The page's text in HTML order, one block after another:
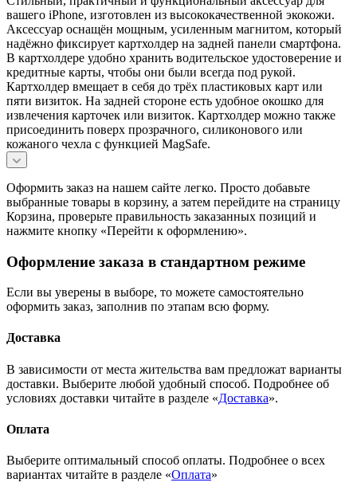
вашего iPhone, изготовлен из высококачественной экокожи.
Аксессуар оснащён мощным, усиленным магнитом, который
надёжно фиксирует картхолдер на задней панели смартфона.
В картхолдере удобно хранить водительское удостоверение и
кредитные карты, чтобы они были всегда под рукой.
Картхолдер вмещает в себя до трёх пластиковых карт или
пяти визиток. На задней стороне есть удобное окошко для
извлечения карточек или визиток. Картхолдер можно также
присоединить поверх прозрачного, силиконового или
кожаного чехла с функцией MagSafe.
Оформить заказ на нашем сайте легко. Просто добавьте
выбранные товары в корзину, а затем перейдите на страницу
Корзина, проверьте правильность заказанных позиций и
нажмите кнопку «Перейти к оформлению».
Оформление заказа в стандартном режиме
Если вы уверены в выборе, то можете самостоятельно
оформить заказ, заполнив по этапам всю форму.
Доставка
В зависимости от места жительства вам предложат варианты
доставки. Выберите любой удобный способ. Подробнее об
условиях доставки читайте в разделе «Доставка».
Оплата
Выберите оптимальный способ оплаты. Подробнее о всех
вариантах читайте в разделе «Оплата»